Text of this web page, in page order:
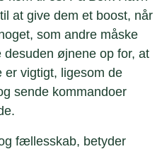
at give dem et boost, når
som andre måske
øjnene op for, at
vigtigt, ligesom de
sende kommandoer
fællesskab, betyder